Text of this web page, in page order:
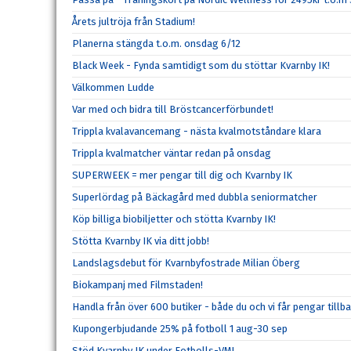
Årets jultröja från Stadium!
Planerna stängda t.o.m. onsdag 6/12
Black Week - Fynda samtidigt som du stöttar Kvarnby IK!
Välkommen Ludde
Var med och bidra till Bröstcancerförbundet!
Trippla kvalavancemang - nästa kvalmotståndare klara
Trippla kvalmatcher väntar redan på onsdag
SUPERWEEK = mer pengar till dig och Kvarnby IK
Superlördag på Bäckagård med dubbla seniormatcher
Köp billiga biobiljetter och stötta Kvarnby IK!
Stötta Kvarnby IK via ditt jobb!
Landslagsdebut för Kvarnbyfostrade Milian Öberg
Biokampanj med Filmstaden!
Handla från över 600 butiker - både du och vi får pengar
Kupongerbjudande 25% på fotboll 1 aug-30 sep